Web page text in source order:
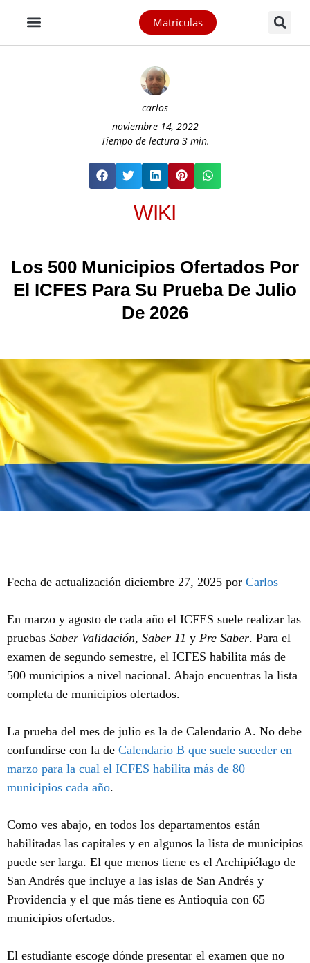
Matrículas
carlos
noviembre 14, 2022
Tiempo de lectura 3 min.
WIKI
Los 500 Municipios Ofertados Por
El ICFES Para Su Prueba De Julio
De 2026
Fecha de actualización diciembre 27, 2025 por Carlos
En marzo y agosto de cada año el ICFES suele realizar las
pruebas Saber Validación, Saber 11 y Pre Saber. Para el
examen de segundo semestre, el ICFES habilita más de
500 municipios a nivel nacional. Abajo encuentras la lista
completa de municipios ofertados.
La prueba del mes de julio es la de Calendario A. No debe
confundirse con la de Calendario B que suele suceder en
marzo para la cual el ICFES habilita más de 80
municipios cada año.
Como ves abajo, en todos los departamentos están
habilitadas las capitales y en algunos la lista de municipios
puede ser larga. El que menos tiene es el Archipiélago de
San Andrés que incluye a las islas de San Andrés y
Providencia y el que más tiene es Antioquia con 65
municipios ofertados.
El estudiante escoge dónde presentar el examen que no